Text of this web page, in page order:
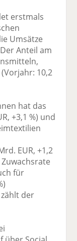
erstmals
Umsätze
Anteil am
10,2
hat das
+3,1 %) und
EUR, +1,2
für
der